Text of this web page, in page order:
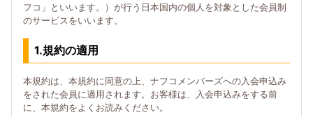
フコ」といいます。）が行う日本国内の個人を対象とした会員制
のサービスをいいます。
1.規約の適用
本規約は、本規約に同意の上、ナフコメンバーズへの入会申込み
をされた会員に適用されます。お客様は、入会申込みをする前
に、本規約をよくお読みください。